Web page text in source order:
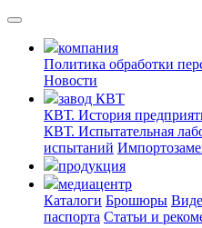
компания
Политика обработки
Новости
завод КВТ
КВТ. История
КВТ. Испытательная
испытаний
продукция
медиацентр
Каталоги Брошюры
паспорта Статьи и